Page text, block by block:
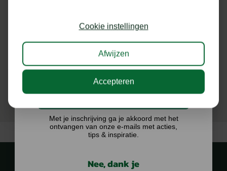
BEKIJKEN
Cookie instellingen
Afwijzen
Accepteren
kans op €75,- te besteden op onze webshop.
Ik doe graag mee!
Met je inschrijving ga je akkoord met het
ontvangen van onze e-mails met acties,
tips & inspiratie.
Nee, dank je